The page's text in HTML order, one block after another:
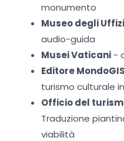
monumento
Museo degli
audio-guida
Musei Vaticani -
Editore MondoGIS
turismo culturale
Officio del
Traduzione
viabilità